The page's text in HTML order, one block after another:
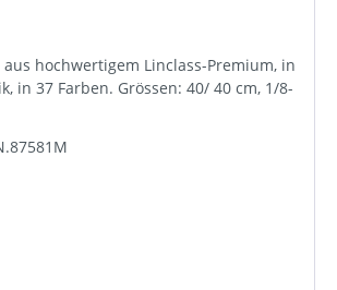
aus hochwertigem Linclass-Premium, in
in 37 Farben. Grössen: 40/ 40 cm, 1/8-